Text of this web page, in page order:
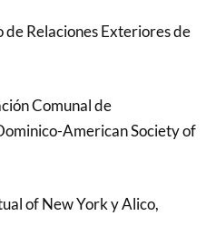
de Relaciones Exteriores de
Comunal de
American Society of
of New York y Alico,